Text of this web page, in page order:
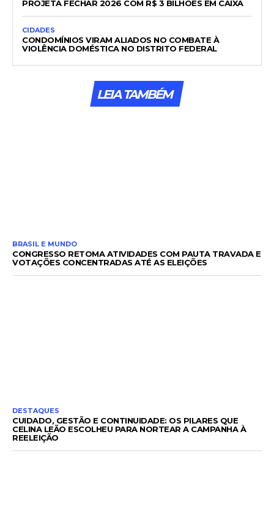
PROJETA FECHAR 2026 COM R$ 3 BILHÕES EM CAIXA
CIDADES
CONDOMÍNIOS VIRAM ALIADOS NO COMBATE À
VIOLÊNCIA DOMÉSTICA NO DISTRITO FEDERAL
LEIA TAMBÉM
BRASIL E MUNDO
CONGRESSO RETOMA ATIVIDADES COM PAUTA TRAVADA E
VOTAÇÕES CONCENTRADAS ATÉ AS ELEIÇÕES
DESTAQUES
CUIDADO, GESTÃO E CONTINUIDADE: OS PILARES QUE
CELINA LEÃO ESCOLHEU PARA NORTEAR A CAMPANHA À
REELEIÇÃO